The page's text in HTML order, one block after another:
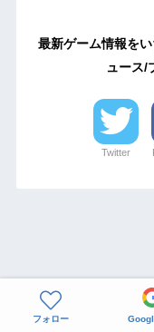
最新ゲーム情報を
ュース/
Twitter
フォロー